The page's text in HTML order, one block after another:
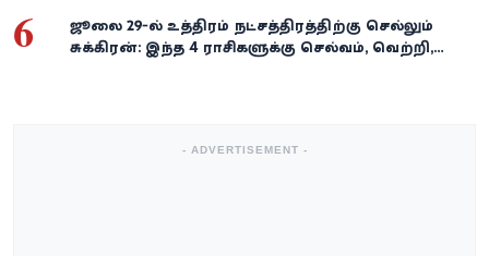
6
ஜூலை 29-ல் உத்திரம் நட்சத்திரத்திற்கு செல்லும்
சுக்கிரன்: இந்த 4 ராசிகளுக்கு செல்வம், வெற்றி,
- ADVERTISEMENT -